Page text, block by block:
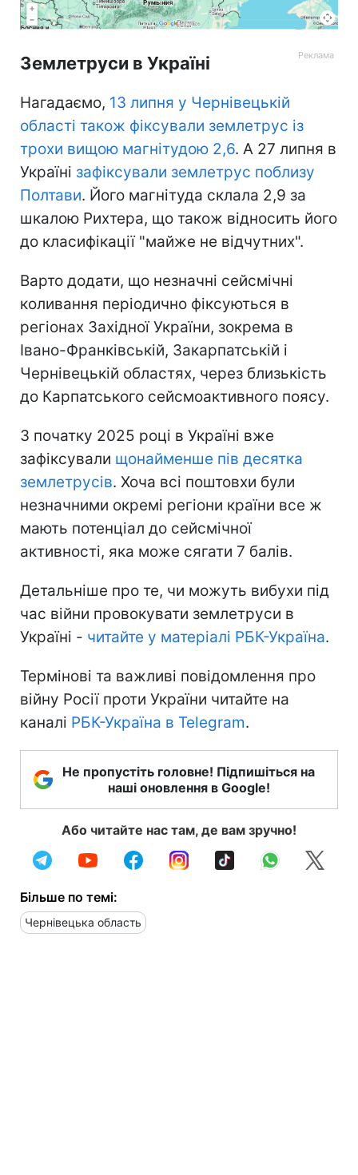
Землетруси в Україні
Нагадаємо, 13 липня у Чернівецькій
області також фіксували землетрус із
трохи вищою магнітудою 2,6. А 27 липня в
Україні зафіксували землетрус поблизу
Полтави. Його магнітуда склала 2,9 за
шкалою Рихтера, що також відносить його
до класифікації "майже не відчутних".
Варто додати, що незначні сейсмічні
коливання періодично фіксуються в
регіонах Західної України, зокрема в
Івано-Франківській, Закарпатській і
Чернівецькій областях, через близькість
до Карпатського сейсмоактивного поясу.
З початку 2025 році в Україні вже
зафіксували щонайменше пів десятка
землетрусів. Хоча всі поштовхи були
незначними окремі регіони країни все ж
мають потенціал до сейсмічної
активності, яка може сягати 7 балів.
Детальніше про те, чи можуть вибухи під
час війни провокувати землетруси в
Україні - читайте у матеріалі РБК-Україна.
Термінові та важливі повідомлення про
війну Росії проти України читайте на
каналі РБК-Україна в Telegram.
Не пропустіть головне! Підпишіться на
наші оновлення в Google!
Або читайте нас там, де вам зручно!
Більше по темі:
Чернівецька область